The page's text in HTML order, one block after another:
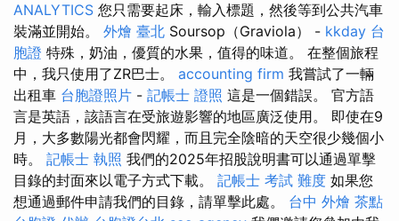
ANALYTICS 您只需要起床，輸入標題，然後等到公共汽車
裝滿並開始。 外燴 臺北 Soursop（Graviola） - kkday 台
胞證 特殊，奶油，優質的水果，值得的味道。 在整個旅程
中，我只使用了ZR巴士。 accounting firm 我嘗試了一輛
出租車 台胞證照片 - 記帳士 證照 這是一個錯誤。 官方語
言是英語，該語言在受旅遊影響的地區廣泛使用。 即使在9
月，大多數陽光都會閃耀，而且完全陰暗的天空很少幾個小
時。 記帳士 執照 我們的2025年招股說明書可以通過單擊
目錄的封面來以電子方式下載。 記帳士 考試 難度 如果您
想通過郵件申請我們的目錄，請單擊此處。 台中 外燴 茶點